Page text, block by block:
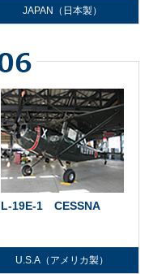
JAPAN（日本製）
L-19E-1 CESSNA
U.S.A（アメリカ製）